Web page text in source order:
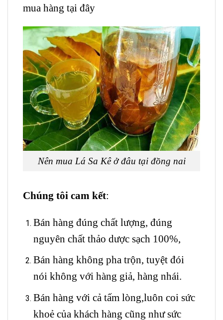
mua hàng tại đây
Nên mua Lá Sa Kê ở đâu tại đồng nai
Chúng tôi cam kết:
Bán hàng đúng chất lượng, đúng
nguyên chất thảo dược sạch 100%,
Bán hàng không pha trộn, tuyệt đói
nói không với hàng giả, hàng nhái.
Bán hàng với cả tấm lòng,luôn coi sức
khoẻ của khách hàng cũng như sức